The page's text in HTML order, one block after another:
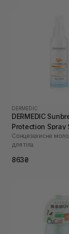
DERMEDIC
DERMEDIC
Protection Spray
мл
Сонцезахисне
для тіла
863₴